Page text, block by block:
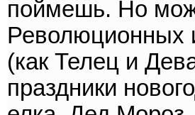
поймешь. Но
Революционных
(как Телец и
праздники